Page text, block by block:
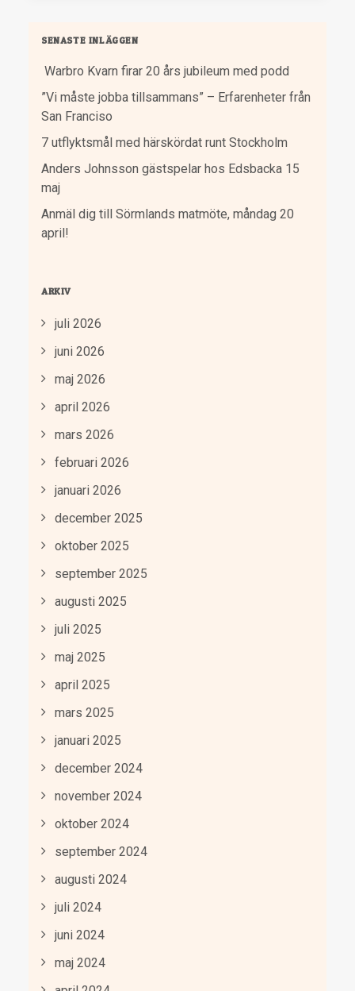
SENASTE INLÄGGEN
Warbro Kvarn firar 20 års jubileum med podd
”Vi måste jobba tillsammans” – Erfarenheter från
San Franciso
7 utflyktsmål med härskördat runt Stockholm
Anders Johnsson gästspelar hos Edsbacka 15
maj
Anmäl dig till Sörmlands matmöte, måndag 20
april!
ARKIV
juli 2026
juni 2026
maj 2026
april 2026
mars 2026
februari 2026
januari 2026
december 2025
oktober 2025
september 2025
augusti 2025
juli 2025
maj 2025
april 2025
mars 2025
januari 2025
december 2024
november 2024
oktober 2024
september 2024
augusti 2024
juli 2024
juni 2024
maj 2024